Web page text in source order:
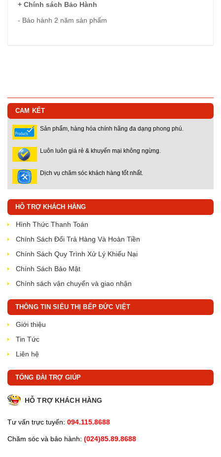
+ Chính sách Bảo Hành
- Bảo hành 2 năm sản phẩm
CAM KẾT
Sản phẩm, hàng hóa chính hãng đa dạng phong phú.
Luôn luôn giá rẻ & khuyến mại không ngừng.
Dịch vụ chăm sóc khách hàng tốt nhất.
HỖ TRỢ KHÁCH HÀNG
Hình Thức Thanh Toán
Chính Sách Đổi Trả Hàng Và Hoàn Tiền
Chính Sách Quy Trình Xử Lý Khiếu Nại
Chính Sách Bảo Mật
Chính sách vận chuyển và giao nhận
THÔNG TIN SIÊU THỊ BẾP ĐỨC VIỆT
Giới thiệu
Tin Tức
Liên hệ
TỔNG ĐÀI TRỢ GIÚP
HỖ TRỢ KHÁCH HÀNG
Tư vấn trực tuyến: 094.115.8688
Chăm sóc và bảo hành: (024)85.89.8688